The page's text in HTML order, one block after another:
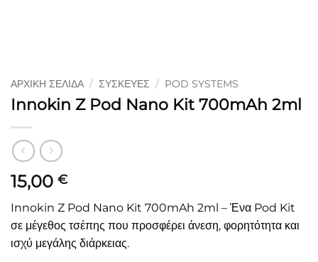
ΑΡΧΙΚΉ ΣΕΛΊΔΑ / ΣΥΣΚΕΥΈΣ / POD SYSTEMS
Innokin Z Pod Nano Kit 700mAh 2ml
15,00 €
Innokin Z Pod Nano Kit 700mAh 2ml – Ένα Pod Kit
σε μέγεθος τσέπης που προσφέρει άνεση, φορητότητα και
ισχύ μεγάλης διάρκειας.